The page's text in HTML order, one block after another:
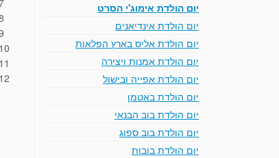
יום הולדת אימוג'י הסרט
יום הולדת אינדיאנים
יום הולדת אליס בארץ הפלאות
יום הולדת אמנות ויצירה
יום הולדת אפייה ובישול
יום הולדת באטמן
יום הולדת בוב הבנאי
יום הולדת בוב ספוג
יום הולדת בובות